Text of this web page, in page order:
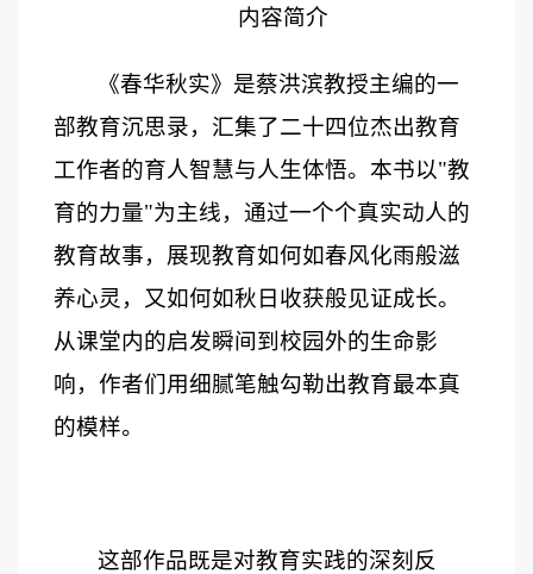
内容简介
《春华秋实》是蔡洪滨教授主编的一
部教育沉思录，汇集了二十四位杰出教育
工作者的育人智慧与人生体悟。本书以"教
育的力量"为主线，通过一个个真实动人的
教育故事，展现教育如何如春风化雨般滋
养心灵，又如何如秋日收获般见证成长。
从课堂内的启发瞬间到校园外的生命影
响，作者们用细腻笔触勾勒出教育最本真
的模样。
这部作品既是对教育实践的深刻反